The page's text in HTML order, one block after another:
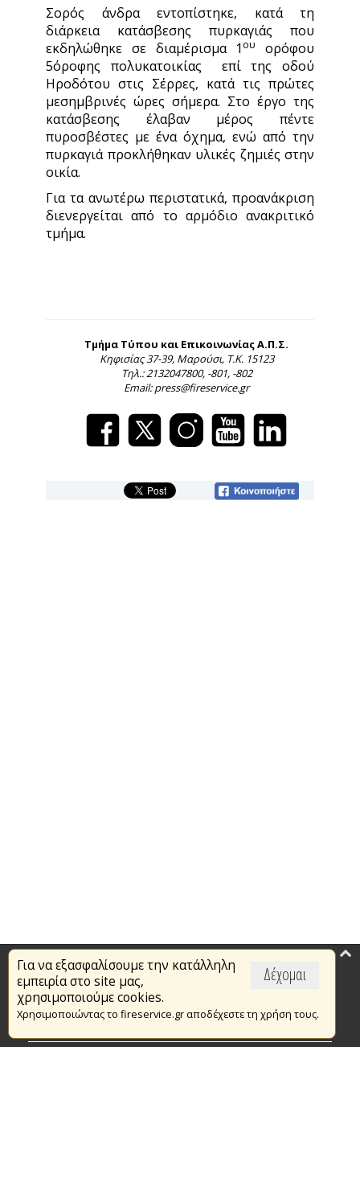
Σορός άνδρα εντοπίστηκε, κατά τη
διάρκεια κατάσβεσης πυρκαγιάς που
εκδηλώθηκε σε διαμέρισμα 1 ου
ορόφου
5όροφης πολυκατοικίας επί της οδού
Ηροδότου στις Σέρρες, κατά τις πρώτες
μεσημβρινές ώρες σήμερα. Στο έργο της
κατάσβεσης έλαβαν μέρος πέντε
πυροσβέστες με ένα όχημα, ενώ από την
πυρκαγιά προκλήθηκαν υλικές ζημιές στην
οικία.
Για τα ανωτέρω περιστατικά, προανάκριση
διενεργείται από το αρμόδιο ανακριτικό
τμήμα.
Τμήμα Τύπου και Επικοινωνίας Α.Π.Σ.
Κηφισίας 37-39, Μαρούσι, Τ.Κ. 15123
Τηλ.: 2132047800, -801, -802
Email: press@fireservice.gr
Δέχομαι
Για να εξασφαλίσουμε την κατάλληλη
εμπειρία στο site μας,
χρησιμοποιούμε cookies.
Χρησιμοποιώντας το fireservice.gr αποδέχεστε τη χρήση τους.
Επικαιρότητα
Το Πυροσβεστικό Σώμα